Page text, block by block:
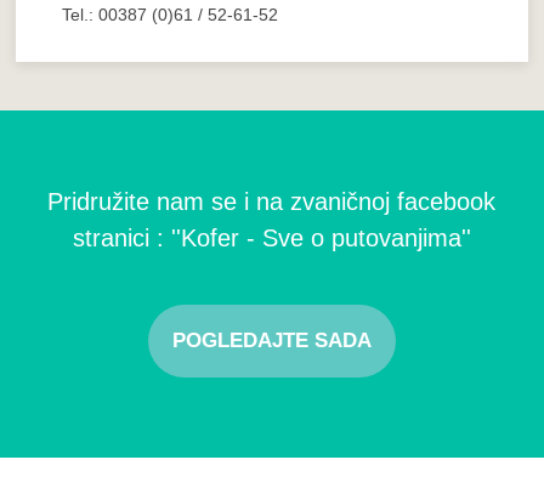
Tel.: 00387 (0)61 / 52-61-52
Pridružite nam se i na zvaničnoj facebook
stranici : ''Kofer - Sve o putovanjima''
POGLEDAJTE SADA